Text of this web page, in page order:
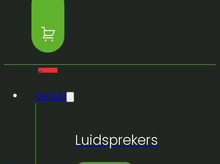
0
producten
Geluid
Luidsprekers